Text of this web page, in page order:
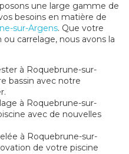
une large gamme de
besoins en matière de
sur-Argens. Que votre
carrelage, nous avons la
à Roquebrune-sur-
bassin avec notre
à Roquebrune-sur-
avec de nouvelles
à Roquebrune-sur-
de votre piscine